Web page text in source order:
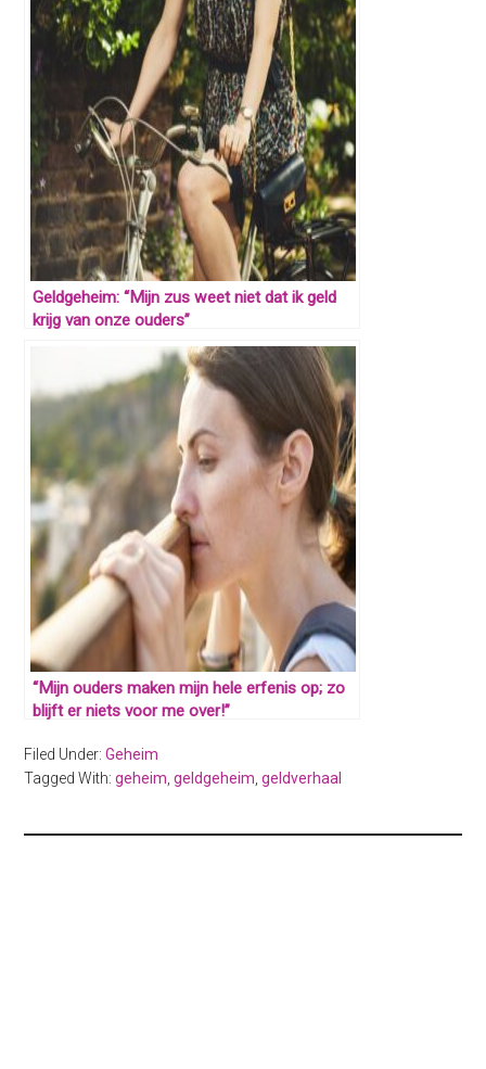
Geldgeheim: “Mijn zus weet niet dat ik geld
krijg van onze ouders”
“Mijn ouders maken mijn hele erfenis op; zo
blijft er niets voor me over!”
Filed Under:Geheim
Tagged With:geheim ,geldgeheim ,geldverhaal